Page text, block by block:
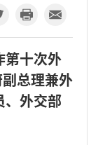
第十次外
总理兼外
、外交部